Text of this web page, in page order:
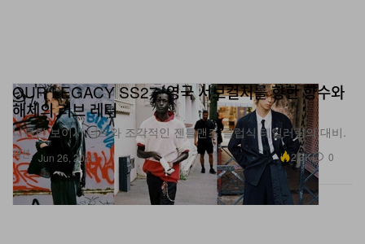
패션
OUR LEGACY SS27, 영국 서브컬처를 향한 향수와
해체의 러브 레터
나른한 보이시 니트와 조각적인 젠틀맨즈 클럽식 테일러링의 대비.
Jun 26, 2026 2.3K 0